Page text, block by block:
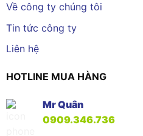
Về công ty chúng tôi
Tin tức công ty
Liên hệ
HOTLINE MUA HÀNG
Mr Quân
0909.346.736